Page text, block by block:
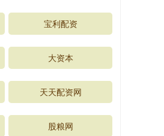
宝利配资
大资本
天天配资网
股粮网